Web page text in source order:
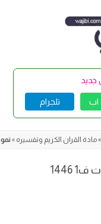
جديد
اب تلجرام
»مادة القران الكريم وتفسيره »
1446